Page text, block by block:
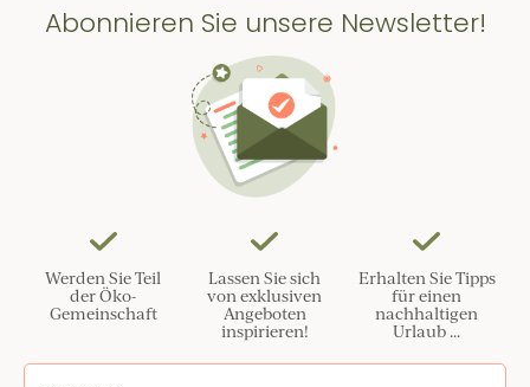
Abonnieren Sie unsere Newsletter!
Werden Sie Teil
der Öko-
Gemeinschaft
Lassen Sie sich
von exklusiven
Angeboten
inspirieren!
Erhalten Sie Tipps
für einen
nachhaltigen
Urlaub ...